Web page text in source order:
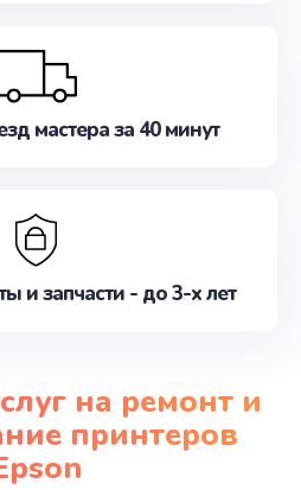
мастера за 40 минут
и запчасти - до 3-х лет
на ремонт и
принтеров